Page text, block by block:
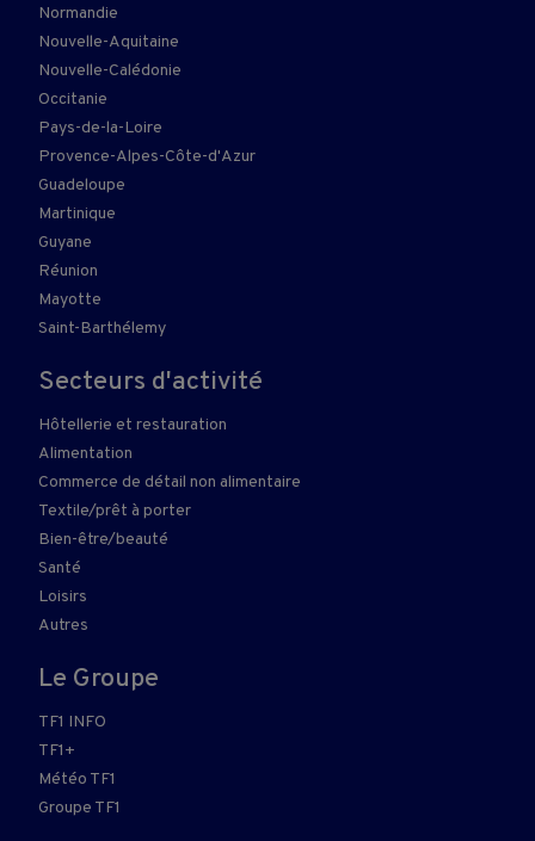
Normandie
Nouvelle-Aquitaine
Nouvelle-Calédonie
Occitanie
Pays-de-la-Loire
Provence-Alpes-Côte-d'Azur
Guadeloupe
Martinique
Guyane
Réunion
Mayotte
Saint-Barthélemy
Secteurs d'activité
Hôtellerie et restauration
Alimentation
Commerce de détail non alimentaire
Textile/prêt à porter
Bien-être/beauté
Santé
Loisirs
Autres
Le Groupe
TF1 INFO
TF1+
Météo TF1
Groupe TF1